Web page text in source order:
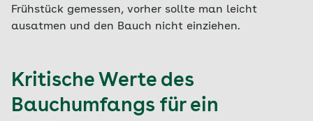
Frühstück gemessen, vorher sollte man leicht
ausatmen und den Bauch nicht einziehen.
Kritische Werte des
Bauchumfangs für ein